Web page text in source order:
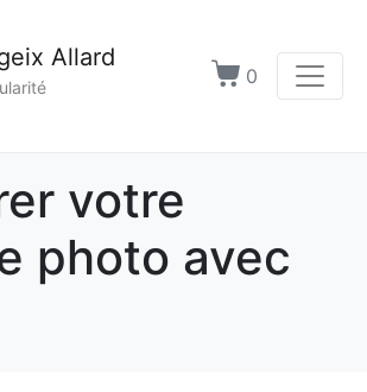
Allard
0
votre
photo avec